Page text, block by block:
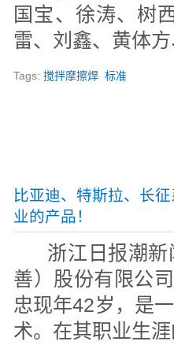
国宝、徐涛、树
雷、刘鑫、黄体方
Tags:搅拌摩擦焊 标准
比亚迪、特斯拉、长
业的产品！
浙江日报潮
善）股份有限公
忠现年42岁，是
术。在其职业生